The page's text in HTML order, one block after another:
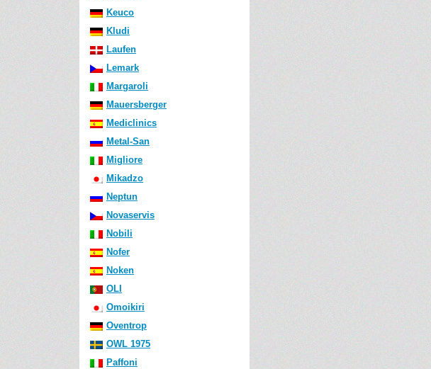
Keuco
Kludi
Laufen
Lemark
Margaroli
Mauersberger
Mediclinics
Metal-San
Migliore
Mikadzo
Neptun
Novaservis
Nobili
Nofer
Noken
OLI
Omoikiri
Oventrop
OWL 1975
Paffoni